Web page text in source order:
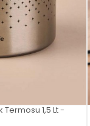
Termosu 1,5 Lt -